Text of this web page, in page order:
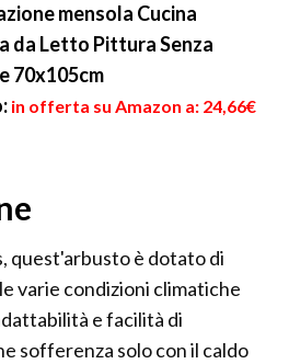
mensola Cucina
da Letto Pittura Senza
70x105cm
in offerta su Amazon a: 24,66€
quest'arbusto è dotato di
varie condizioni climatiche
e facilità di
sofferenza solo con il caldo